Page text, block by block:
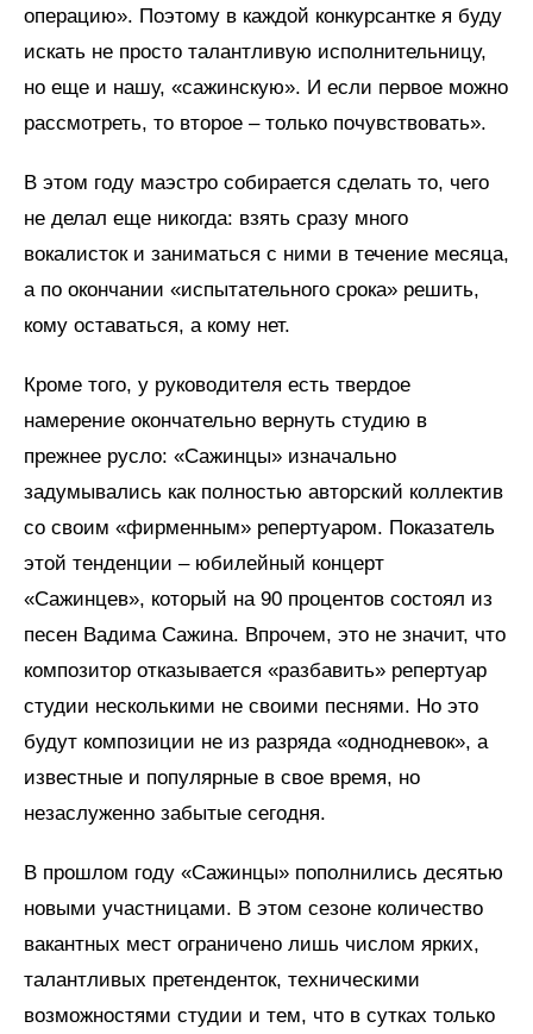
операцию». Поэтому в каждой конкурсантке я буду
искать не просто талантливую исполнительницу,
но еще и нашу, «сажинскую». И если первое можно
рассмотреть, то второе – только почувствовать».
В этом году маэстро собирается сделать то, чего
не делал еще никогда: взять сразу много
вокалисток и заниматься с ними в течение месяца,
а по окончании «испытательного срока» решить,
кому оставаться, а кому нет.
Кроме того, у руководителя есть твердое
намерение окончательно вернуть студию в
прежнее русло: «Сажинцы» изначально
задумывались как полностью авторский коллектив
со своим «фирменным» репертуаром. Показатель
этой тенденции – юбилейный концерт
«Сажинцев», который на 90 процентов состоял из
песен Вадима Сажина. Впрочем, это не значит, что
композитор отказывается «разбавить» репертуар
студии несколькими не своими песнями. Но это
будут композиции не из разряда «однодневок», а
известные и популярные в свое время, но
незаслуженно забытые сегодня.
В прошлом году «Сажинцы» пополнились десятью
новыми участницами. В этом сезоне количество
вакантных мест ограничено лишь числом ярких,
талантливых претенденток, техническими
возможностями студии и тем, что в сутках только